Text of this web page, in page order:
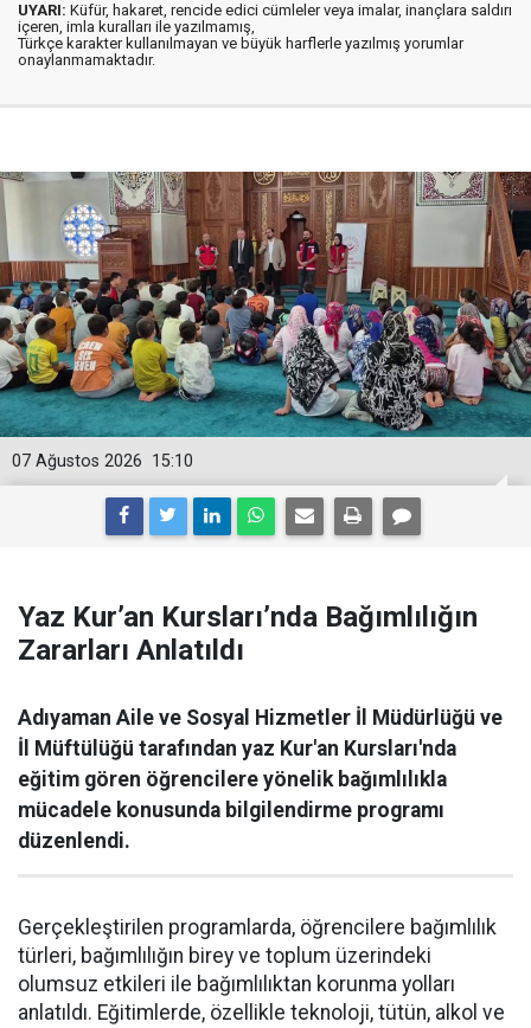
UYARI: Küfür, hakaret, rencide edici cümleler veya imalar, inançlara saldırı
içeren, imla kuralları ile yazılmamış,
Türkçe karakter kullanılmayan ve büyük harflerle yazılmış yorumlar
onaylanmamaktadır.
15:10
07 Ağustos 2026
Yaz Kur’an Kursları’nda Bağımlılığın
Zararları Anlatıldı
Adıyaman Aile ve Sosyal Hizmetler İl Müdürlüğü ve
İl Müftülüğü tarafından yaz Kur'an Kursları'nda
eğitim gören öğrencilere yönelik bağımlılıkla
mücadele konusunda bilgilendirme programı
düzenlendi.
Gerçekleştirilen programlarda, öğrencilere bağımlılık
türleri, bağımlılığın birey ve toplum üzerindeki
olumsuz etkileri ile bağımlılıktan korunma yolları
anlatıldı. Eğitimlerde, özellikle teknoloji, tütün, alkol ve